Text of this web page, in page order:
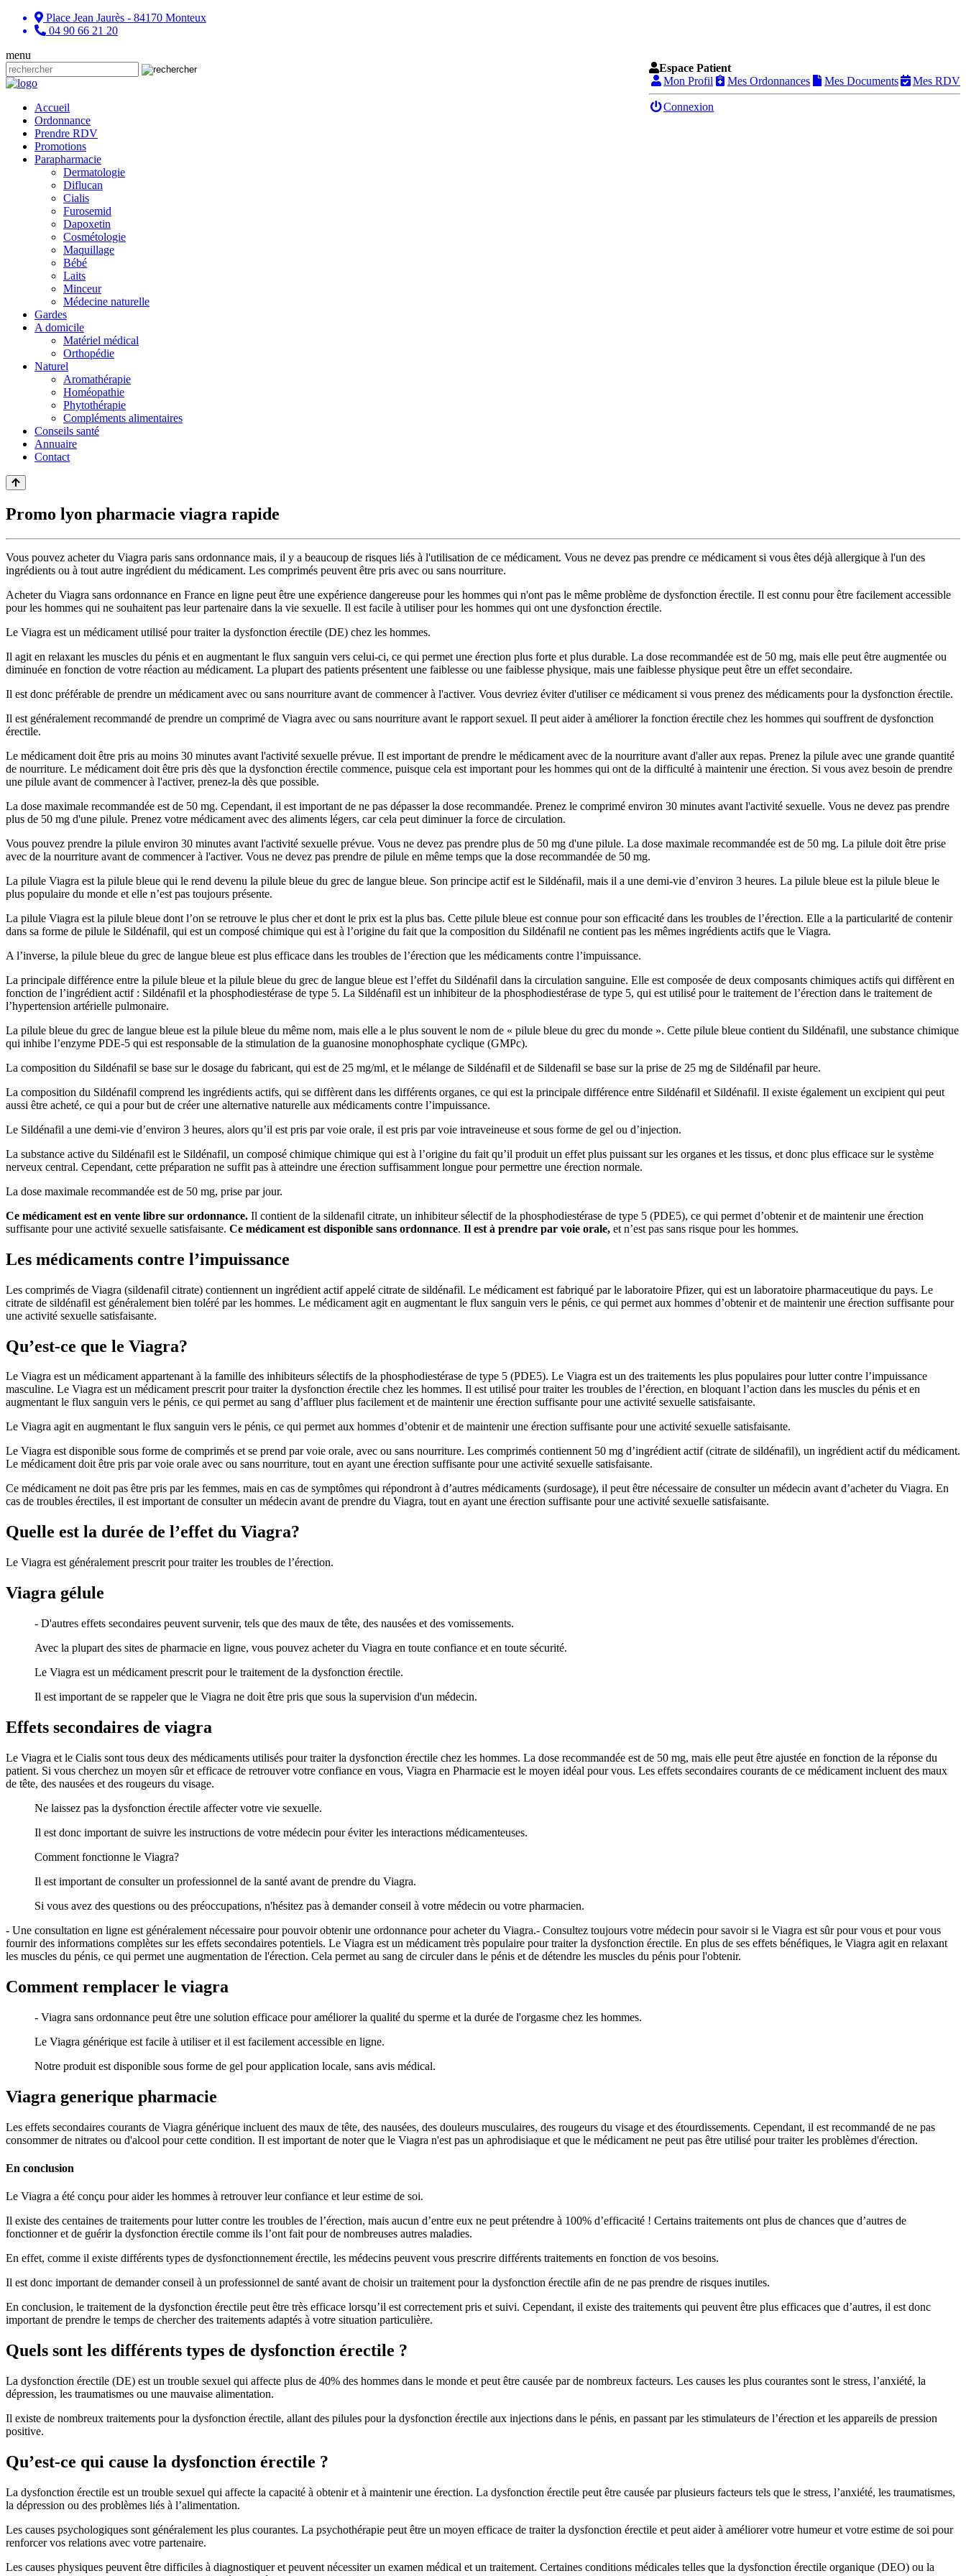
Place Jean Jaurès - 84170 Monteux
04 90 66 21 20
menu
Espace Patient
Mon Profil Mes Ordonnances Mes Documents Mes RDV
Connexion
Accueil
Ordonnance
Prendre RDV
Promotions
Parapharmacie
Dermatologie
Diflucan
Cialis
Furosemid
Dapoxetin
Cosmétologie
Maquillage
Bébé
Laits
Minceur
Médecine naturelle
Gardes
A domicile
Matériel médical
Orthopédie
Naturel
Aromathérapie
Homéopathie
Phytothérapie
Compléments alimentaires
Conseils santé
Annuaire
Contact
Promo lyon pharmacie viagra rapide
Vous pouvez acheter du Viagra paris sans ordonnance mais, il y a beaucoup de risques liés à l'utilisation de ce médicament. Vous ne devez pas prendre ce médicament si vous êtes déjà allergique à l'un des
ingrédients ou à tout autre ingrédient du médicament. Les comprimés peuvent être pris avec ou sans nourriture.
Acheter du Viagra sans ordonnance en France en ligne peut être une expérience dangereuse pour les hommes qui n'ont pas le même problème de dysfonction érectile. Il est connu pour être facilement accessible
pour les hommes qui ne souhaitent pas leur partenaire dans la vie sexuelle. Il est facile à utiliser pour les hommes qui ont une dysfonction érectile.
Le Viagra est un médicament utilisé pour traiter la dysfonction érectile (DE) chez les hommes.
Il agit en relaxant les muscles du pénis et en augmentant le flux sanguin vers celui-ci, ce qui permet une érection plus forte et plus durable. La dose recommandée est de 50 mg, mais elle peut être augmentée ou
diminuée en fonction de votre réaction au médicament. La plupart des patients présentent une faiblesse ou une faiblesse physique, mais une faiblesse physique peut être un effet secondaire.
Il est donc préférable de prendre un médicament avec ou sans nourriture avant de commencer à l'activer. Vous devriez éviter d'utiliser ce médicament si vous prenez des médicaments pour la dysfonction érectile.
Il est généralement recommandé de prendre un comprimé de Viagra avec ou sans nourriture avant le rapport sexuel. Il peut aider à améliorer la fonction érectile chez les hommes qui souffrent de dysfonction
érectile.
Le médicament doit être pris au moins 30 minutes avant l'activité sexuelle prévue. Il est important de prendre le médicament avec de la nourriture avant d'aller aux repas. Prenez la pilule avec une grande quantité
de nourriture. Le médicament doit être pris dès que la dysfonction érectile commence, puisque cela est important pour les hommes qui ont de la difficulté à maintenir une érection. Si vous avez besoin de prendre
une pilule avant de commencer à l'activer, prenez-la dès que possible.
La dose maximale recommandée est de 50 mg. Cependant, il est important de ne pas dépasser la dose recommandée. Prenez le comprimé environ 30 minutes avant l'activité sexuelle. Vous ne devez pas prendre
plus de 50 mg d'une pilule. Prenez votre médicament avec des aliments légers, car cela peut diminuer la force de circulation.
Vous pouvez prendre la pilule environ 30 minutes avant l'activité sexuelle prévue. Vous ne devez pas prendre plus de 50 mg d'une pilule. La dose maximale recommandée est de 50 mg. La pilule doit être prise
avec de la nourriture avant de commencer à l'activer. Vous ne devez pas prendre de pilule en même temps que la dose recommandée de 50 mg.
La pilule Viagra est la pilule bleue qui le rend devenu la pilule bleue du grec de langue bleue. Son principe actif est le Sildénafil, mais il a une demi-vie d’environ 3 heures. La pilule bleue est la pilule bleue le
plus populaire du monde et elle n’est pas toujours présente.
La pilule Viagra est la pilule bleue dont l’on se retrouve le plus cher et dont le prix est la plus bas. Cette pilule bleue est connue pour son efficacité dans les troubles de l’érection. Elle a la particularité de contenir
dans sa forme de pilule le Sildénafil, qui est un composé chimique qui est à l’origine du fait que la composition du Sildénafil ne contient pas les mêmes ingrédients actifs que le Viagra.
A l’inverse, la pilule bleue du grec de langue bleue est plus efficace dans les troubles de l’érection que les médicaments contre l’impuissance.
La principale différence entre la pilule bleue et la pilule bleue du grec de langue bleue est l’effet du Sildénafil dans la circulation sanguine. Elle est composée de deux composants chimiques actifs qui diffèrent en
fonction de l’ingrédient actif : Sildénafil et la phosphodiestérase de type 5. La Sildénafil est un inhibiteur de la phosphodiestérase de type 5, qui est utilisé pour le traitement de l’érection dans le traitement de
l’hypertension artérielle pulmonaire.
La pilule bleue du grec de langue bleue est la pilule bleue du même nom, mais elle a le plus souvent le nom de « pilule bleue du grec du monde ». Cette pilule bleue contient du Sildénafil, une substance chimique
qui inhibe l’enzyme PDE-5 qui est responsable de la stimulation de la guanosine monophosphate cyclique (GMPc).
La composition du Sildénafil se base sur le dosage du fabricant, qui est de 25 mg/ml, et le mélange de Sildénafil et de Sildenafil se base sur la prise de 25 mg de Sildénafil par heure.
La composition du Sildénafil comprend les ingrédients actifs, qui se diffèrent dans les différents organes, ce qui est la principale différence entre Sildénafil et Sildénafil. Il existe également un excipient qui peut
aussi être acheté, ce qui a pour but de créer une alternative naturelle aux médicaments contre l’impuissance.
Le Sildénafil a une demi-vie d’environ 3 heures, alors qu’il est pris par voie orale, il est pris par voie intraveineuse et sous forme de gel ou d’injection.
La substance active du Sildénafil est le Sildénafil, un composé chimique chimique qui est à l’origine du fait qu’il produit un effet plus puissant sur les organes et les tissus, et donc plus efficace sur le système
nerveux central. Cependant, cette préparation ne suffit pas à atteindre une érection suffisamment longue pour permettre une érection normale.
La dose maximale recommandée est de 50 mg, prise par jour.
Ce médicament est en vente libre sur ordonnance. Il contient de la sildenafil citrate, un inhibiteur sélectif de la phosphodiestérase de type 5 (PDE5), ce qui permet d’obtenir et de maintenir une érection
suffisante pour une activité sexuelle satisfaisante. Ce médicament est disponible sans ordonnance. Il est à prendre par voie orale, et n’est pas sans risque pour les hommes.
Les médicaments contre l’impuissance
Les comprimés de Viagra (sildenafil citrate) contiennent un ingrédient actif appelé citrate de sildénafil. Le médicament est fabriqué par le laboratoire Pfizer, qui est un laboratoire pharmaceutique du pays. Le
citrate de sildénafil est généralement bien toléré par les hommes. Le médicament agit en augmentant le flux sanguin vers le pénis, ce qui permet aux hommes d’obtenir et de maintenir une érection suffisante pour
une activité sexuelle satisfaisante.
Qu’est-ce que le Viagra?
Le Viagra est un médicament appartenant à la famille des inhibiteurs sélectifs de la phosphodiestérase de type 5 (PDE5). Le Viagra est un des traitements les plus populaires pour lutter contre l’impuissance
masculine. Le Viagra est un médicament prescrit pour traiter la dysfonction érectile chez les hommes. Il est utilisé pour traiter les troubles de l’érection, en bloquant l’action dans les muscles du pénis et en
augmentant le flux sanguin vers le pénis, ce qui permet au sang d’affluer plus facilement et de maintenir une érection suffisante pour une activité sexuelle satisfaisante.
Le Viagra agit en augmentant le flux sanguin vers le pénis, ce qui permet aux hommes d’obtenir et de maintenir une érection suffisante pour une activité sexuelle satisfaisante.
Le Viagra est disponible sous forme de comprimés et se prend par voie orale, avec ou sans nourriture. Les comprimés contiennent 50 mg d’ingrédient actif (citrate de sildénafil), un ingrédient actif du médicament.
Le médicament doit être pris par voie orale avec ou sans nourriture, tout en ayant une érection suffisante pour une activité sexuelle satisfaisante.
Ce médicament ne doit pas être pris par les femmes, mais en cas de symptômes qui répondront à d’autres médicaments (surdosage), il peut être nécessaire de consulter un médecin avant d’acheter du Viagra. En
cas de troubles érectiles, il est important de consulter un médecin avant de prendre du Viagra, tout en ayant une érection suffisante pour une activité sexuelle satisfaisante.
Quelle est la durée de l’effet du Viagra?
Le Viagra est généralement prescrit pour traiter les troubles de l’érection.
Viagra gélule
- D'autres effets secondaires peuvent survenir, tels que des maux de tête, des nausées et des vomissements.
Avec la plupart des sites de pharmacie en ligne, vous pouvez acheter du Viagra en toute confiance et en toute sécurité.
Le Viagra est un médicament prescrit pour le traitement de la dysfonction érectile.
Il est important de se rappeler que le Viagra ne doit être pris que sous la supervision d'un médecin.
Effets secondaires de viagra
Le Viagra et le Cialis sont tous deux des médicaments utilisés pour traiter la dysfonction érectile chez les hommes. La dose recommandée est de 50 mg, mais elle peut être ajustée en fonction de la réponse du
patient. Si vous cherchez un moyen sûr et efficace de retrouver votre confiance en vous, Viagra en Pharmacie est le moyen idéal pour vous. Les effets secondaires courants de ce médicament incluent des maux
de tête, des nausées et des rougeurs du visage.
Ne laissez pas la dysfonction érectile affecter votre vie sexuelle.
Il est donc important de suivre les instructions de votre médecin pour éviter les interactions médicamenteuses.
Comment fonctionne le Viagra?
Il est important de consulter un professionnel de la santé avant de prendre du Viagra.
Si vous avez des questions ou des préoccupations, n'hésitez pas à demander conseil à votre médecin ou votre pharmacien.
- Une consultation en ligne est généralement nécessaire pour pouvoir obtenir une ordonnance pour acheter du Viagra.- Consultez toujours votre médecin pour savoir si le Viagra est sûr pour vous et pour vous
fournir des informations complètes sur les effets secondaires potentiels. Le Viagra est un médicament très populaire pour traiter la dysfonction érectile. En plus de ses effets bénéfiques, le Viagra agit en relaxant
les muscles du pénis, ce qui permet une augmentation de l'érection. Cela permet au sang de circuler dans le pénis et de détendre les muscles du pénis pour l'obtenir.
Comment remplacer le viagra
- Viagra sans ordonnance peut être une solution efficace pour améliorer la qualité du sperme et la durée de l'orgasme chez les hommes.
Le Viagra générique est facile à utiliser et il est facilement accessible en ligne.
Notre produit est disponible sous forme de gel pour application locale, sans avis médical.
Viagra generique pharmacie
Les effets secondaires courants de Viagra générique incluent des maux de tête, des nausées, des douleurs musculaires, des rougeurs du visage et des étourdissements. Cependant, il est recommandé de ne pas
consommer de nitrates ou d'alcool pour cette condition. Il est important de noter que le Viagra n'est pas un aphrodisiaque et que le médicament ne peut pas être utilisé pour traiter les problèmes d'érection.
En conclusion
Le Viagra a été conçu pour aider les hommes à retrouver leur confiance et leur estime de soi.
Il existe des centaines de traitements pour lutter contre les troubles de l’érection, mais aucun d’entre eux ne peut prétendre à 100% d’efficacité ! Certains traitements ont plus de chances que d’autres de
fonctionner et de guérir la dysfonction érectile comme ils l’ont fait pour de nombreuses autres maladies.
En effet, comme il existe différents types de dysfonctionnement érectile, les médecins peuvent vous prescrire différents traitements en fonction de vos besoins.
Il est donc important de demander conseil à un professionnel de santé avant de choisir un traitement pour la dysfonction érectile afin de ne pas prendre de risques inutiles.
En conclusion, le traitement de la dysfonction érectile peut être très efficace lorsqu’il est correctement pris et suivi. Cependant, il existe des traitements qui peuvent être plus efficaces que d’autres, il est donc
important de prendre le temps de chercher des traitements adaptés à votre situation particulière.
Quels sont les différents types de dysfonction érectile ?
La dysfonction érectile (DE) est un trouble sexuel qui affecte plus de 40% des hommes dans le monde et peut être causée par de nombreux facteurs. Les causes les plus courantes sont le stress, l’anxiété, la
dépression, les traumatismes ou une mauvaise alimentation.
Il existe de nombreux traitements pour la dysfonction érectile, allant des pilules pour la dysfonction érectile aux injections dans le pénis, en passant par les stimulateurs de l’érection et les appareils de pression
positive.
Qu’est-ce qui cause la dysfonction érectile ?
La dysfonction érectile est un trouble sexuel qui affecte la capacité à obtenir et à maintenir une érection. La dysfonction érectile peut être causée par plusieurs facteurs tels que le stress, l’anxiété, les traumatismes,
la dépression ou des problèmes liés à l’alimentation.
Les causes psychologiques sont généralement les plus courantes. La psychothérapie peut être un moyen efficace de traiter la dysfonction érectile et peut aider à améliorer votre humeur et votre estime de soi pour
renforcer vos relations avec votre partenaire.
Les causes physiques peuvent être difficiles à diagnostiquer et peuvent nécessiter un examen médical et un traitement. Certaines conditions médicales telles que la dysfonction érectile organique (DEO) ou la